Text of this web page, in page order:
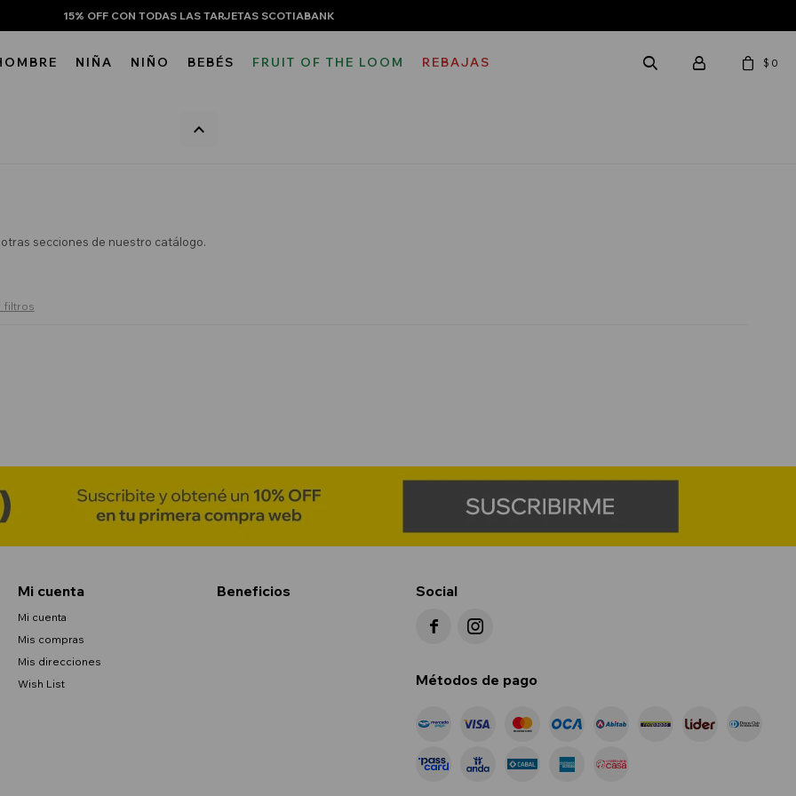
15% OFF CON TODAS LAS TARJETAS SCOTIABANK
NIÑA NIÑO BEBÉS FRUIT OF THE LOOM REBAJAS $ 0
secciones de nuestro catálogo.
filtros
Mi cuenta
Mi cuenta
Mis compras
Mis direcciones
Wish List
Beneficios Social
 
Métodos de pago